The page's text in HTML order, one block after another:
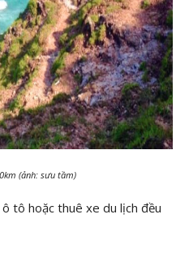
(ảnh: sưu tầm)
ô tô hoặc thuê xe du lịch đều